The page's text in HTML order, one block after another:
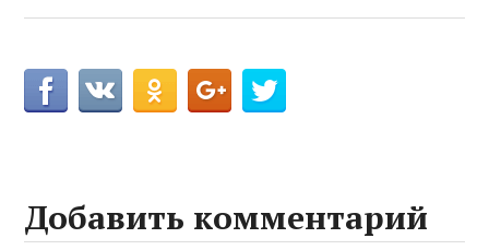
Добавить комментарий